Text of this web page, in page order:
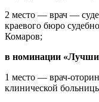
2 место — врач —
краевого бюро
Комаров;
в номинации
1 место — врач-
клинической